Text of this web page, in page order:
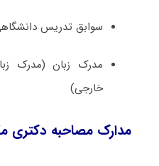
سوابق تدریس
مدرک زبان (مدرک
خارجی)
مدارک مصاحبه دکتری